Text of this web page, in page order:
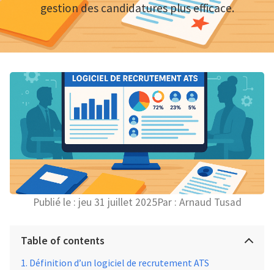
gestion des candidatures plus efficace.
Publié le : jeu 31 juillet 2025Par : Arnaud Tusad
Table of contents
Définition d’un logiciel de recrutement ATS